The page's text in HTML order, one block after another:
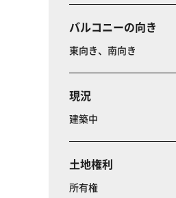
バルコニーの向き
東向き、南向き
現況
建築中
土地権利
所有権